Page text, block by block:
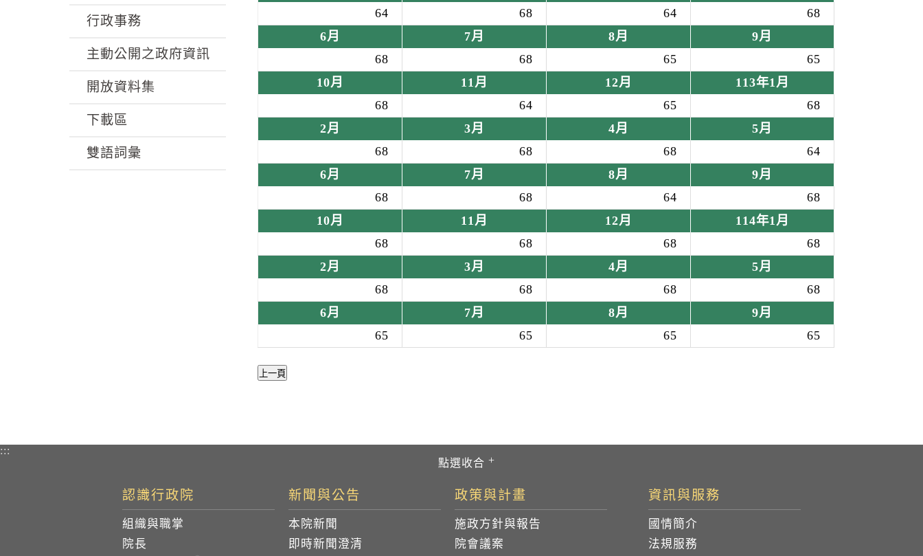
行政事務
主動公開之政府資訊
開放資料集
下載區
雙語詞彙
64
68 64
68
6月
7月 8月
9月
68
68 65
65
10月
11月 12月
113年1月
68
64 65
68
2月
3月 4月
5月
68
68 68
64
6月
7月 8月
9月
68
68 64
68
10月
11月 12月
114年1月
68
68 68
68
2月
3月 4月
5月
68
68 68
68
6月
7月 8月
9月
65
65 65 65
:::
認識行政院
組織與職掌
院長
新聞與公告
本院新聞
即時新聞澄清
政策與計畫
施政方針與報告
院會議案
資訊與服務
國情簡介
法規服務